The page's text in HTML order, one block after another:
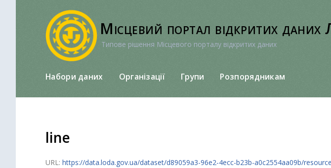
Місцевий портал відкритих даних
Типове рішення Місцевого порталу відкритих даних
Набори даних Організації Групи Розпорядникам
line
URL: https://data.loda.gov.ua/dataset/d89059a3-96e2-4ecc-b23b-a0c2554aa09b/